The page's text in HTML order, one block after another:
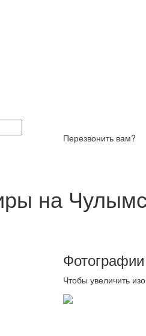
Перезвонить вам?
на
Чтобы увеличить